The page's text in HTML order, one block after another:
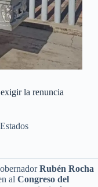
la renuncia
Estados
Rubén Rocha
al Congreso del